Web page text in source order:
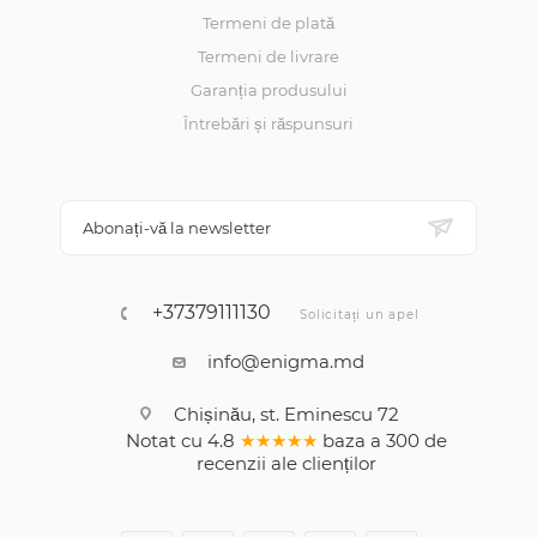
Termeni de plată
Termeni de livrare
Garanția produsului
Întrebări și răspunsuri
Abonați-vă la newsletter
+37379111130 Solicitați un apel
info@enigma.md
Chișinău, st. Eminescu 72
Notat cu 4.8 ★★★★★ baza a 300 de
recenzii ale clienților